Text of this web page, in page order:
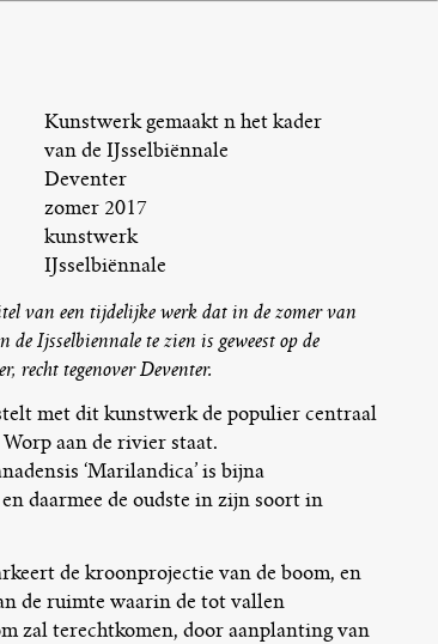
Kunstwerk gemaakt n het kader
van de IJsselbiënnale
Deventer
zomer 2017
kunstwerk
IJsselbiënnale
van een tijdelijke werk dat in de zomer van
de Ijsselbiennale te zien is geweest op de
recht tegenover Deventer.
met dit kunstwerk de populier centraal
aan de rivier staat.
‘Marilandica’ is bijna
daarmee de oudste in zijn soort in
de kroonprojectie van de boom, en
de ruimte waarin de tot vallen
zal terechtkomen, door aanplanting van